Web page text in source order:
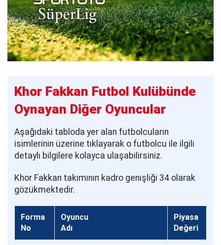
Khor Fakkan Futbol Kulübünde
Oynayan Diğer Oyuncular
Aşağıdaki tabloda yer alan futbolcuların
isimlerinin üzerine tıklayarak o futbolcu ile ilgili
detaylı bilgilere kolayca ulaşabilirsiniz.
Khor Fakkan takımının kadro genişliği 34 olarak
gözükmektedir.
Forma
No
Oyuncu
Adı
Piyasa
Değeri